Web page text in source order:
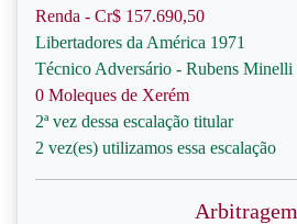
Renda - Cr$ 157.690,50
Libertadores da América 1971
Técnico Adversário - Rubens Minelli
0 Moleques de Xerém
2ª vez dessa escalação titular
2 vez(es) utilizamos essa escalação
Arbitragem